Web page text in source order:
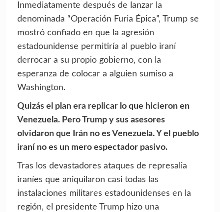
Inmediatamente después de lanzar la
denominada “Operación Furia Épica”, Trump se
mostró confiado en que la agresión
estadounidense permitiría al pueblo iraní
derrocar a su propio gobierno, con la
esperanza de colocar a alguien sumiso a
Washington.
Quizás el plan era replicar lo que hicieron en
Venezuela. Pero Trump y sus asesores
olvidaron que Irán no es Venezuela. Y el pueblo
iraní no es un mero espectador pasivo.
Tras los devastadores ataques de represalia
iraníes que aniquilaron casi todas las
instalaciones militares estadounidenses en la
región, el presidente Trump hizo una